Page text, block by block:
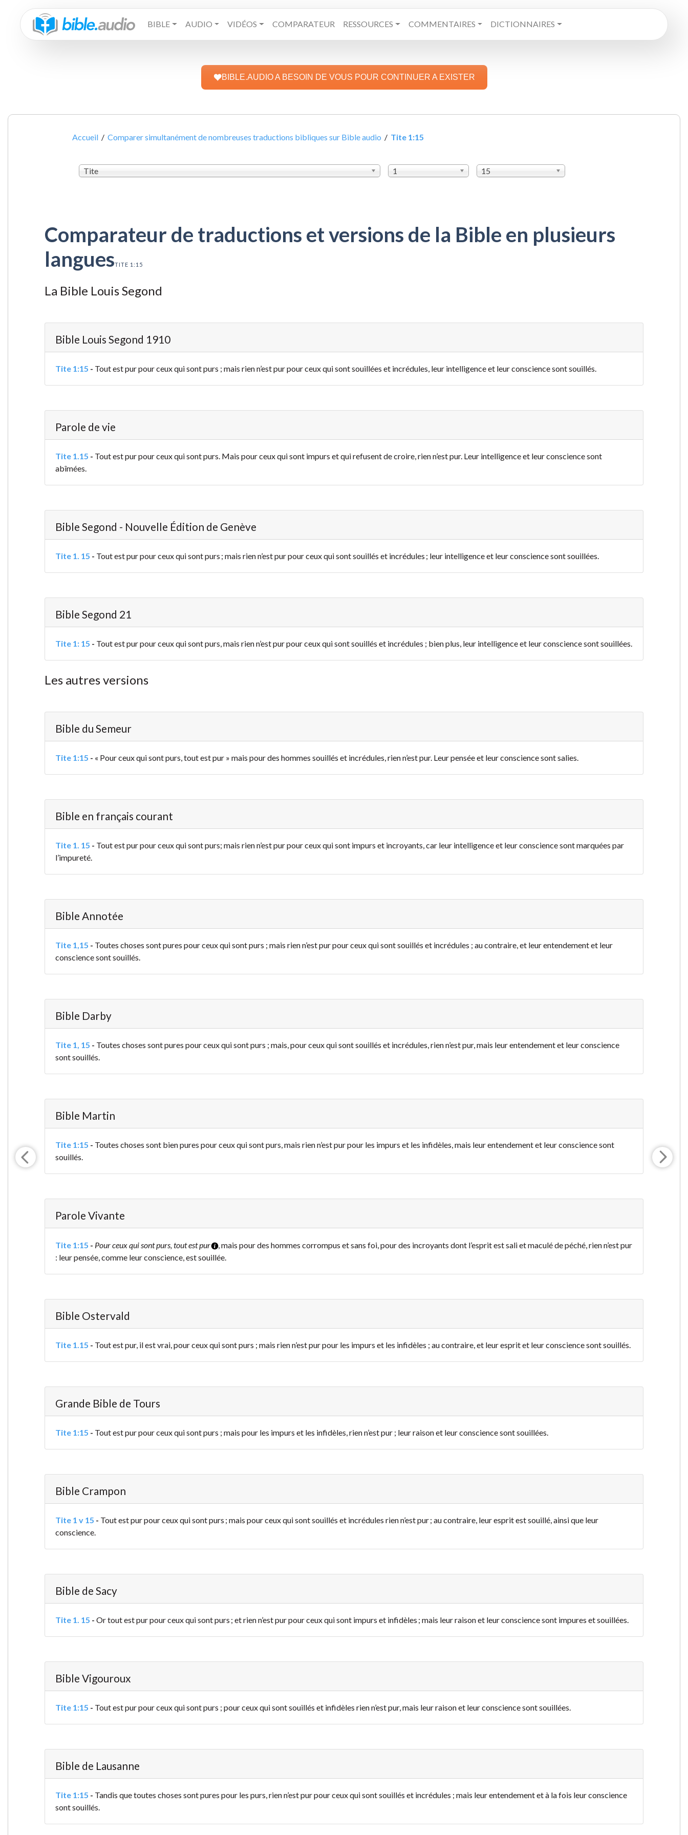
BIBLE AUDIO VIDÉOS COMPARATEUR RESSOURCES COMMENTAIRES DICTIONNAIRES
BIBLE.AUDIO A BESOIN DE VOUS POUR CONTINUER A EXISTER
Accueil /Comparer simultanément de nombreuses traductions bibliques sur Bible audio / Tite 1:15
Tite 1 15
Comparateur de traductions et versions de la Bible en plusieurs
languesTITE 1:15
La Bible Louis Segond
Bible Louis Segond 1910
Tite 1:15 - Tout est pur pour ceux qui sont purs ; mais rien n’est pur pour ceux qui sont souillées et incrédules, leur intelligence et leur conscience sont souillés.
Parole de vie
Tite 1.15 - Tout est pur pour ceux qui sont purs. Mais pour ceux qui sont impurs et qui refusent de croire, rien n’est pur. Leur intelligence et leur conscience sont
abîmées.
Bible Segond - Nouvelle Édition de Genève
Tite 1. 15 - Tout est pur pour ceux qui sont purs ; mais rien n’est pur pour ceux qui sont souillés et incrédules ; leur intelligence et leur conscience sont souillées.
Bible Segond 21
Tite 1: 15 - Tout est pur pour ceux qui sont purs, mais rien n’est pur pour ceux qui sont souillés et incrédules ; bien plus, leur intelligence et leur conscience sont souillées.
Les autres versions
Bible du Semeur
Tite 1:15 - « Pour ceux qui sont purs, tout est pur » mais pour des hommes souillés et incrédules, rien n’est pur. Leur pensée et leur conscience sont salies.
Bible en français courant
Tite 1. 15 - Tout est pur pour ceux qui sont purs; mais rien n’est pur pour ceux qui sont impurs et incroyants, car leur intelligence et leur conscience sont marquées par
l’impureté.
Bible Annotée
Tite 1,15 - Toutes choses sont pures pour ceux qui sont purs ; mais rien n’est pur pour ceux qui sont souillés et incrédules ; au contraire, et leur entendement et leur
conscience sont souillés.
Bible Darby
Tite 1, 15 - Toutes choses sont pures pour ceux qui sont purs ; mais, pour ceux qui sont souillés et incrédules, rien n’est pur, mais leur entendement et leur conscience
sont souillés.
Bible Martin
Tite 1:15 - Toutes choses sont bien pures pour ceux qui sont purs, mais rien n’est pur pour les impurs et les infidèles, mais leur entendement et leur conscience sont
souillés.
Parole Vivante
Tite 1:15 - Pour ceux qui sont purs, tout est pur
, mais pour des hommes corrompus et sans foi, pour des incroyants dont l’esprit est sali et maculé de péché, rien n’est pur
: leur pensée, comme leur conscience, est souillée.
Bible Ostervald
Tite 1.15 - Tout est pur, il est vrai, pour ceux qui sont purs ; mais rien n’est pur pour les impurs et les infidèles ; au contraire, et leur esprit et leur conscience sont souillés.
Grande Bible de Tours
Tite 1:15 - Tout est pur pour ceux qui sont purs ; mais pour les impurs et les infidèles, rien n’est pur ; leur raison et leur conscience sont souillées.
Bible Crampon
Tite 1 v 15 - Tout est pur pour ceux qui sont purs ; mais pour ceux qui sont souillés et incrédules rien n’est pur ; au contraire, leur esprit est souillé, ainsi que leur
conscience.
Bible de Sacy
Tite 1. 15 - Or tout est pur pour ceux qui sont purs ; et rien n’est pur pour ceux qui sont impurs et infidèles ; mais leur raison et leur conscience sont impures et souillées.
Bible Vigouroux
Tite 1:15 - Tout est pur pour ceux qui sont purs ; pour ceux qui sont souillés et infidèles rien n’est pur, mais leur raison et leur conscience sont souillées.
Bible de Lausanne
Tite 1:15 - Tandis que toutes choses sont pures pour les purs, rien n’est pur pour ceux qui sont souillés et incrédules ; mais leur entendement et à la fois leur conscience
sont souillés.